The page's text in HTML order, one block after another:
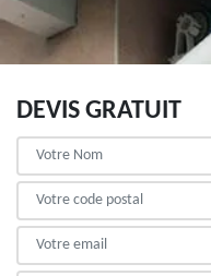
DEVIS GRATUIT